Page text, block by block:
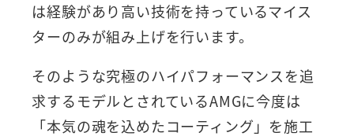
は経験があり高い技術を持っているマイス
ターのみが組み上げを行います。
そのような究極のハイパフォーマンスを追
求するモデルとされているAMGに今度は
「本気の魂を込めたコーティング」を施工